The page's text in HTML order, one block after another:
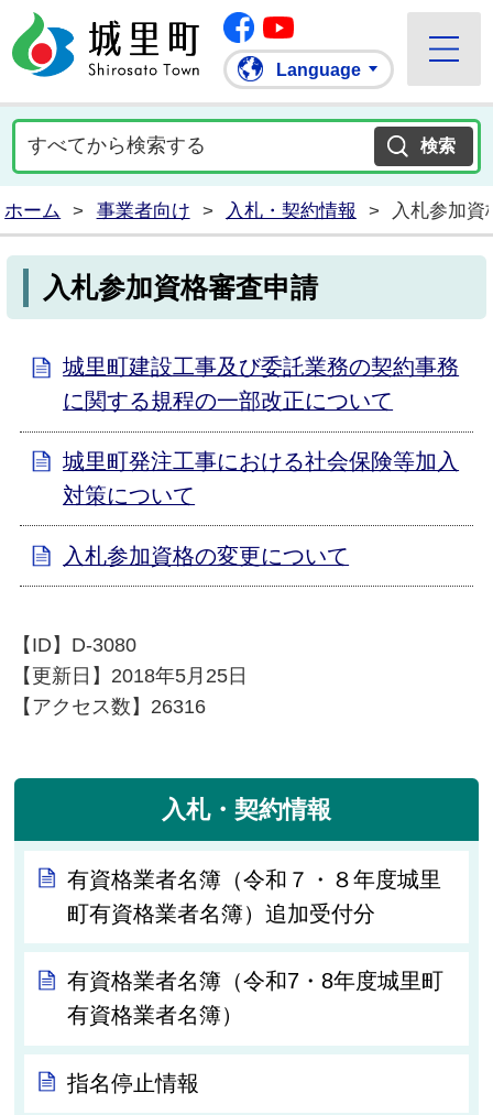
城里町ホームページ
Facebook
Language
ホーム > 事業者向け > 入札・契約情報 > 入札参加資
入札参加資格審査申請
城里町建設工事及び委託業務の契約事務
に関する規程の一部改正について
城里町発注工事における社会保険等加入
対策について
入札参加資格の変更について
【ID】 D-3080
【更新日】 2018年5月25日
【アクセス数】 26316
入札・契約情報
有資格業者名簿（令和７・８年度城里
町有資格業者名簿）追加受付分
有資格業者名簿（令和7・8年度城里町
有資格業者名簿）
指名停止情報